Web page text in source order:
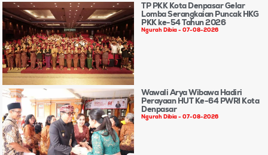
TP PKK Kota Denpasar Gelar
Lomba Serangkaian Puncak HKG
PKK ke-54 Tahun 2026
Ngurah Dibia 07-08-2026
Wawali Arya Wibawa Hadiri
Perayaan HUT Ke-64 PWRI Kota
Denpasar
Ngurah Dibia 07-08-2026